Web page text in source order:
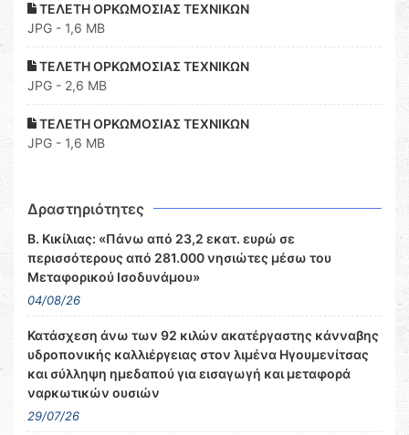
ΤΕΛΕΤΗ ΟΡΚΩΜΟΣΙΑΣ ΤΕΧΝΙΚΩΝ
JPG - 1,6 MB
ΤΕΛΕΤΗ ΟΡΚΩΜΟΣΙΑΣ ΤΕΧΝΙΚΩΝ
JPG - 2,6 MB
ΤΕΛΕΤΗ ΟΡΚΩΜΟΣΙΑΣ ΤΕΧΝΙΚΩΝ
JPG - 1,6 MB
Δραστηριότητες
Β. Κικίλιας: «Πάνω από 23,2 εκατ. ευρώ σε
περισσότερους από 281.000 νησιώτες μέσω του
Μεταφορικού Ισοδυνάμου»
04/08/26
Κατάσχεση άνω των 92 κιλών ακατέργαστης κάνναβης
υδροπονικής καλλιέργειας στον λιμένα Ηγουμενίτσας
και σύλληψη ημεδαπού για εισαγωγή και μεταφορά
ναρκωτικών ουσιών
29/07/26